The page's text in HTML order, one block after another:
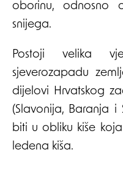
oborinu, odnosno
snijega.
Postoji velika
sjeverozapadu
dijelovi Hrvatskog
(Slavonija, Baranja
biti u obliku kiše
ledena kiša.